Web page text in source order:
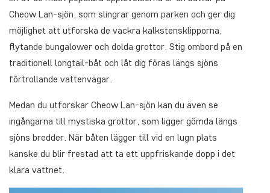
Cheow Lan-sjön, som slingrar genom parken och ger dig
möjlighet att utforska de vackra kalkstensklipporna,
flytande bungalower och dolda grottor. Stig ombord på en
traditionell longtail-båt och låt dig föras längs sjöns
förtrollande vattenvägar.
Medan du utforskar Cheow Lan-sjön kan du även se
ingångarna till mystiska grottor, som ligger gömda längs
sjöns bredder. När båten lägger till vid en lugn plats
kanske du blir frestad att ta ett uppfriskande dopp i det
klara vattnet.